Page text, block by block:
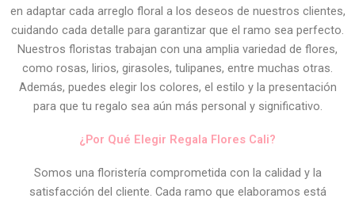
en adaptar cada arreglo floral a los deseos de nuestros clientes,
cuidando cada detalle para garantizar que el ramo sea perfecto.
Nuestros floristas trabajan con una amplia variedad de flores,
como rosas, lirios, girasoles, tulipanes, entre muchas otras.
Además, puedes elegir los colores, el estilo y la presentación
para que tu regalo sea aún más personal y significativo.
¿Por Qué Elegir Regala Flores Cali?
Somos una floristería comprometida con la calidad y la
satisfacción del cliente. Cada ramo que elaboramos está